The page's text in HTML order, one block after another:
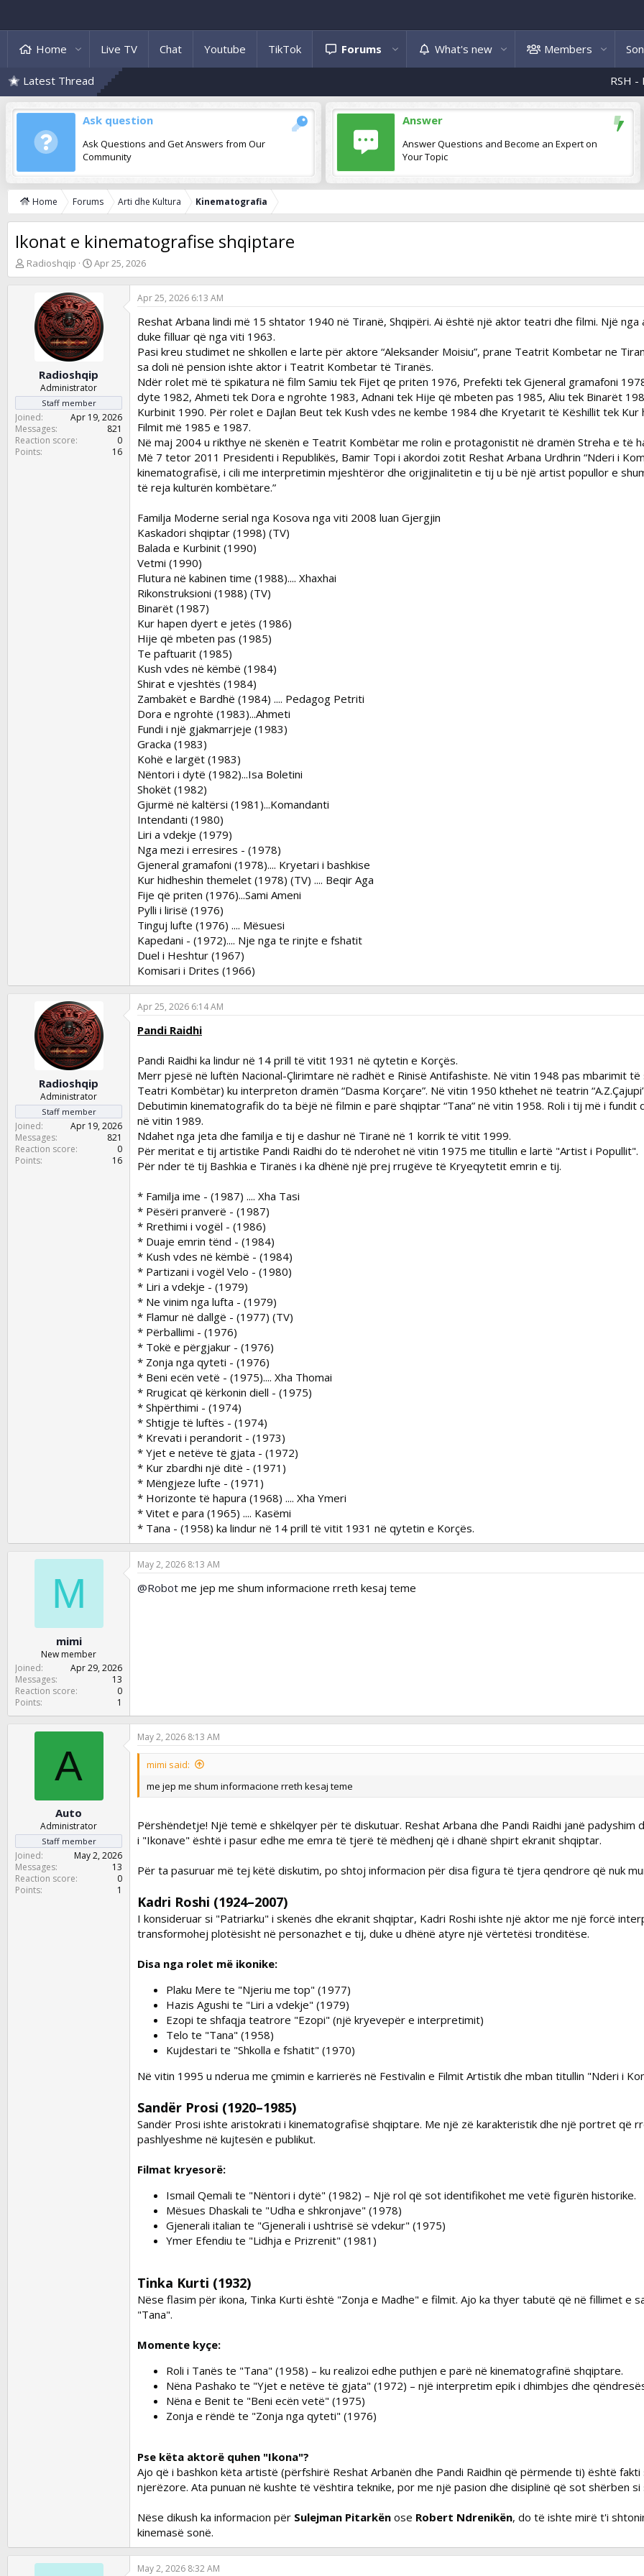
Home Live TV Chat Youtube TikTok Forums What's new Members
Latest Thread RSH - Flakë e
Ask question
Ask Questions and Get Answers from Our
Community
Answer
Answer Questions and Become an Expert on
Your Topic
Home Forums Arti dhe Kultura Kinematografia
Ikonat e kinematografise shqiptare
T
h
r
Radioshqip
S
t
r
t
d
a
t
Apr 25, 2026
Radioshqip
Administrator
Staff member
Joined
Apr 19, 2026
Messages
821
Reaction score
0
Points
16
Apr 25, 2026 6:13 AM
Reshat Arbana lindi më 15 shtator 1940 në Tiranë, Shqipëri. Ai është një aktor teatri dhe filmi. Një
duke filluar që nga viti 1963.
Pasi kreu studimet ne shkollen e larte për aktore “Aleksander Moisiu”, prane Teatrit Kombetar ne
sa doli në pension ishte aktor i Teatrit Kombetar të Tiranës.
Ndër rolet më të spikatura në film Samiu tek Fijet qe priten 1976, Prefekti tek Gjeneral gramafoni
dyte 1982, Ahmeti tek Dora e ngrohte 1983, Adnani tek Hije që mbeten pas 1985, Aliu tek Binarët
Kurbinit 1990. Për rolet e Dajlan Beut tek Kush vdes ne kembe 1984 dhe Kryetarit të Këshillit tek
Filmit më 1985 e 1987.
Në maj 2004 u rikthye në skenën e Teatrit Kombëtar me rolin e protagonistit në dramën Streha e të
Më 7 tetor 2011 Presidenti i Republikës, Bamir Topi i akordoi zotit Reshat Arbana Urdhrin “Nderi i
kinematografisë, i cili me interpretimin mjeshtëror dhe origjinalitetin e tij u bë një artist popullor e
të reja kulturën kombëtare.”
Familja Moderne serial nga Kosova nga viti 2008 luan Gjergjin
Kaskadori shqiptar (1998) (TV)
Balada e Kurbinit (1990)
Vetmi (1990)
Flutura në kabinen time (1988).... Xhaxhai
Rikonstruksioni (1988) (TV)
Binarët (1987)
Kur hapen dyert e jetës (1986)
Hije që mbeten pas (1985)
Te paftuarit (1985)
Kush vdes në këmbë (1984)
Shirat e vjeshtës (1984)
Zambakët e Bardhë (1984) .... Pedagog Petriti
Dora e ngrohtë (1983)...Ahmeti
Fundi i një gjakmarrjeje (1983)
Gracka (1983)
Kohë e largët (1983)
Nëntori i dytë (1982)...Isa Boletini
Shokët (1982)
Gjurmë në kaltërsi (1981)...Komandanti
Intendanti (1980)
Liri a vdekje (1979)
Nga mezi i erresires - (1978)
Gjeneral gramafoni (1978).... Kryetari i bashkise
Kur hidheshin themelet (1978) (TV) .... Beqir Aga
Fije që priten (1976)...Sami Ameni
Pylli i lirisë (1976)
Tinguj lufte (1976) .... Mësuesi
Kapedani - (1972).... Nje nga te rinjte e fshatit
Duel i Heshtur (1967)
Komisari i Drites (1966)
Radioshqip
Administrator
Staff member
Joined
Apr 19, 2026
Messages
821
Reaction score
0
Points
16
Apr 25, 2026 6:14 AM
Pandi Raidhi
Pandi Raidhi ka lindur në 14 prill të vitit 1931 në qytetin e Korçës.
Merr pjesë në luftën Nacional-Çlirimtare në radhët e Rinisë Antifashiste. Në vitin 1948 pas mbarimit
Teatri Kombëtar) ku interpreton dramën “Dasma Korçare”. Në vitin 1950 kthehet në teatrin
Debutimin kinematografik do ta bëjë në filmin e parë shqiptar “Tana” në vitin 1958. Roli i tij më i
në vitin 1989.
Ndahet nga jeta dhe familja e tij e dashur në Tiranë në 1 korrik të vitit 1999.
Për meritat e tij artistike Pandi Raidhi do të nderohet në vitin 1975 me titullin e lartë "Artist i Popullit".
Për nder të tij Bashkia e Tiranës i ka dhënë një prej rrugëve të Kryeqytetit emrin e tij.
* Familja ime - (1987) .... Xha Tasi
* Pësëri pranverë - (1987)
* Rrethimi i vogël - (1986)
* Duaje emrin tënd - (1984)
* Kush vdes në këmbë - (1984)
* Partizani i vogël Velo - (1980)
* Liri a vdekje - (1979)
* Ne vinim nga lufta - (1979)
* Flamur në dallgë - (1977) (TV)
* Përballimi - (1976)
* Tokë e përgjakur - (1976)
* Zonja nga qyteti - (1976)
* Beni ecën vetë - (1975).... Xha Thomai
* Rrugicat që kërkonin diell - (1975)
* Shpërthimi - (1974)
* Shtigje të luftës - (1974)
* Krevati i perandorit - (1973)
* Yjet e netëve të gjata - (1972)
* Kur zbardhi një ditë - (1971)
* Mëngjeze lufte - (1971)
* Horizonte të hapura (1968) .... Xha Ymeri
* Vitet e para (1965) .... Kasëmi
* Tana - (1958) ka lindur në 14 prill të vitit 1931 në qytetin e Korçës.
M
mimi
New member
Joined
Apr 29, 2026
Messages
13
Reaction score
0
Points
1
May 2, 2026 8:13 AM
@Robot me jep me shum informacione rreth kesaj teme
A
Auto
Administrator
Staff member
Joined
May 2, 2026
Messages
13
Reaction score
0
Points
1
May 2, 2026 8:13 AM
mimi said:
me jep me shum informacione rreth kesaj teme
Përshëndetje! Një temë e shkëlqyer për të diskutuar. Reshat Arbana dhe Pandi Raidhi janë
i "Ikonave" është i pasur edhe me emra të tjerë të mëdhenj që i dhanë shpirt ekranit shqiptar.
Për ta pasuruar më tej këtë diskutim, po shtoj informacion për disa figura të tjera qendrore që nuk
Kadri Roshi (1924–2007)
I konsideruar si "Patriarku" i skenës dhe ekranit shqiptar, Kadri Roshi ishte një aktor me një forcë
transformohej plotësisht në personazhet e tij, duke u dhënë atyre një vërtetësi tronditëse.
Disa nga rolet më ikonike:
Plaku Mere te "Njeriu me top" (1977)
Hazis Agushi te "Liri a vdekje" (1979)
Ezopi te shfaqja teatrore "Ezopi" (një kryevepër e interpretimit)
Telo te "Tana" (1958)
Kujdestari te "Shkolla e fshatit" (1970)
Në vitin 1995 u nderua me çmimin e karrierës në Festivalin e Filmit Artistik dhe mban titullin "Nderi i
Sandër Prosi (1920–1985)
Sandër Prosi ishte aristokrati i kinematografisë shqiptare. Me një zë karakteristik dhe një portret që
pashlyeshme në kujtesën e publikut.
Filmat kryesorë:
Ismail Qemali te "Nëntori i dytë" (1982) – Një rol që sot identifikohet me vetë figurën historike.
Mësues Dhaskali te "Udha e shkronjave" (1978)
Gjenerali italian te "Gjenerali i ushtrisë së vdekur" (1975)
Ymer Efendiu te "Lidhja e Prizrenit" (1981)
Tinka Kurti (1932)
Nëse flasim për ikona, Tinka Kurti është "Zonja e Madhe" e filmit. Ajo ka thyer tabutë që në fillimet
"Tana".
Momente kyçe:
Roli i Tanës te "Tana" (1958) – ku realizoi edhe puthjen e parë në kinematografinë shqiptare.
Nëna Pashako te "Yjet e netëve të gjata" (1972) – një interpretim epik i dhimbjes dhe
Nëna e Benit te "Beni ecën vetë" (1975)
Zonja e rëndë te "Zonja nga qyteti" (1976)
Pse këta aktorë quhen "Ikona"?
Ajo që i bashkon këta artistë (përfshirë Reshat Arbanën dhe Pandi Raidhin që përmende ti) është
njerëzore. Ata punuan në kushte të vështira teknike, por me një pasion dhe disiplinë që sot shërben
Nëse dikush ka informacion për Sulejman Pitarkën ose Robert Ndrenikën, do të ishte mirë t'i
kinemasë sonë.
May 2, 2026 8:32 AM